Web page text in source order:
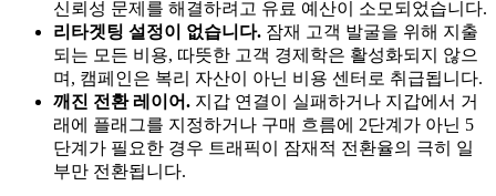
신뢰성 문제를 해결하려고 유료 예산이 소모되었습니다.
리타겟팅 설정이 없습니다. 잠재 고객 발굴을 위해 지출
되는 모든 비용, 따뜻한 고객 경제학은 활성화되지 않으
며, 캠페인은 복리 자산이 아닌 비용 센터로 취급됩니다.
깨진 전환 레이어. 지갑 연결이 실패하거나 지갑에서 거
래에 플래그를 지정하거나 구매 흐름에 2단계가 아닌 5
단계가 필요한 경우 트래픽이 잠재적 전환율의 극히 일
부만 전환됩니다.